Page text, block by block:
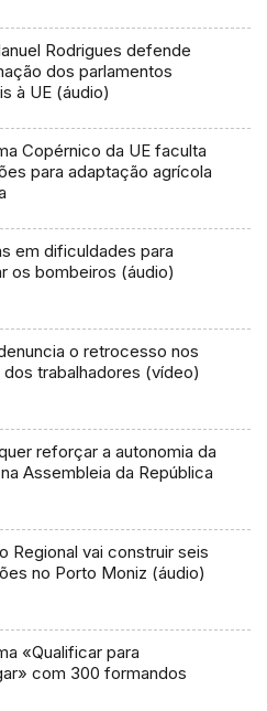
Rodrigues defende
dos parlamentos
à UE (áudio)
Copérnico da UE faculta
para adaptação agrícola
em dificuldades para
os bombeiros (áudio)
o retrocesso nos
trabalhadores (vídeo)
reforçar a autonomia da
Assembleia da República
Regional vai construir seis
no Porto Moniz (áudio)
«Qualificar para
com 300 formandos